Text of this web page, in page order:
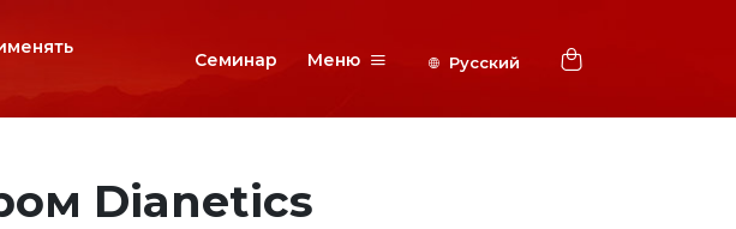
Семинар Меню
Dianetics